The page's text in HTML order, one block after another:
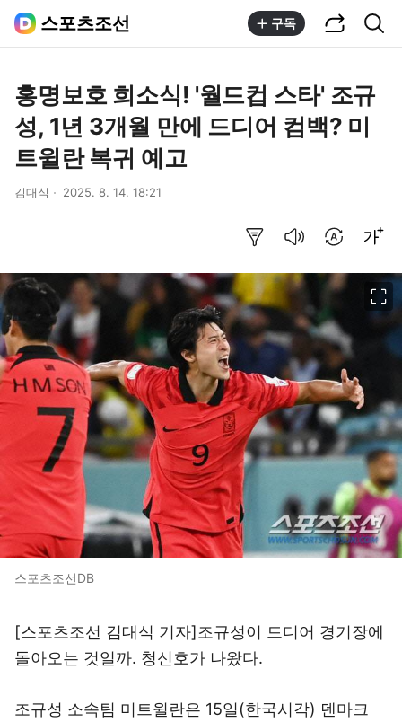
스포츠조선 구독
홍명보호 희소식! '월드컵 스타' 조규
성, 1년 3개월 만에 드디어 컴백? 미
트윌란 복귀 예고
김대식 2025. 8. 14. 18:21
스포츠조선DB
[스포츠조선 김대식 기자]조규성이 드디어 경기장에
돌아오는 것일까. 청신호가 나왔다.
조규성 소속팀 미트윌란은 15일(한국시각) 덴마크